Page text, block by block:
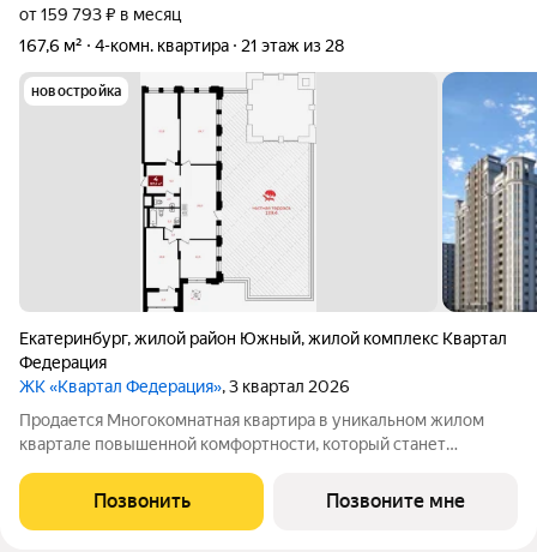
от 159 793 ₽ в месяц
167,6 м²
4-комн. квартира 21 этаж из 28
новостройка
Екатеринбург,жилой район Южный,жилой комплекс Квартал
Федерация
ЖК «Квартал Федерация», 3 квартал 2026
Продается Многокомнатная квартира в уникальном жилом
квартале повышенной комфортности, который станет
Квартира находится на 21 этаже, площадью 167.6кв.м. Срок
сдачи: 2 квартал 2026 года. Подробнее о
Позвонить Позвоните мне